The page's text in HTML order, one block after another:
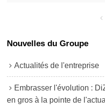
sweats à capuche et des
et utilisez-les pour les
Nouvelles du Groupe
Actualités de l'entreprise
Embrasser l'évolution :
en gros à la pointe de